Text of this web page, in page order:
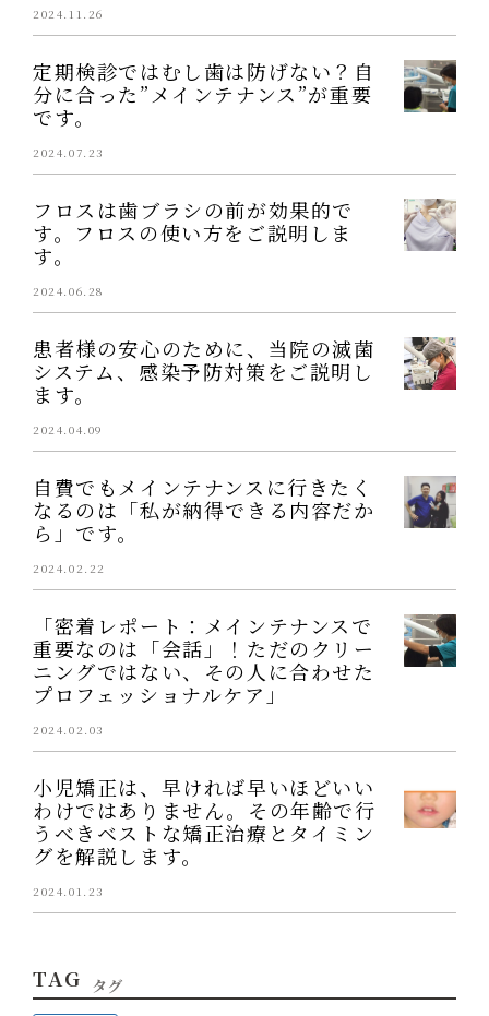
2024.11.26
定期検診ではむし歯は防げない？自
分に合った”メインテナンス”が重要
です。
2024.07.23
フロスは歯ブラシの前が効果的で
す。フロスの使い方をご説明しま
す。
2024.06.28
患者様の安心のために、当院の滅菌
システム、感染予防対策をご説明し
ます。
2024.04.09
自費でもメインテナンスに行きたく
なるのは「私が納得できる内容だか
ら」です。
2024.02.22
「密着レポート：メインテナンスで
重要なのは「会話」！ただのクリー
ニングではない、その人に合わせた
プロフェッショナルケア」
2024.02.03
小児矯正は、早ければ早いほどいい
わけではありません。その年齢で行
うべきベストな矯正治療とタイミン
グを解説します。
2024.01.23
TAG タグ